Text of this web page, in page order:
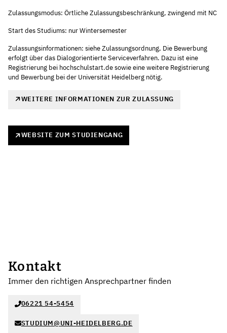
Zulassungsmodus: Örtliche Zulassungsbeschränkung, zwingend mit NC
Start des Studiums: nur Wintersemester
Zulassungsinformationen: siehe Zulassungsordnung, Die Bewerbung
erfolgt über das Dialogorientierte Serviceverfahren. Dazu ist eine
Registrierung bei hochschulstart.de sowie eine weitere Registrierung
und Bewerbung bei der Universität Heidelberg nötig.
WEITERE INFORMATIONEN ZUR ZULASSUNG
WEBSITE ZUM STUDIENGANG
Kontakt
Immer den richtigen Ansprechpartner finden
06221 54-5454
STUDIUM@UNI-HEIDELBERG.DE